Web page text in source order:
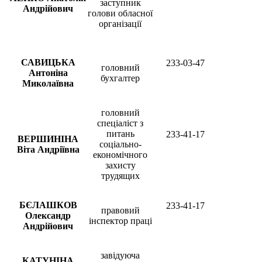
Андрійович
заступник
голови обласної
організації
САВИЦЬКА
Антоніна
Миколаївна
головний
бухгалтер
233-03-47
ВЕРШИНІНА
Віта Андріївна
головний
спеціаліст з
питань
соціально-
економічного
захисту
трудящих
233-41-17
БЄЛАШКОВ
Олександр
Андрійович
правовий
інспектор праці
233-41-17
завідуюча